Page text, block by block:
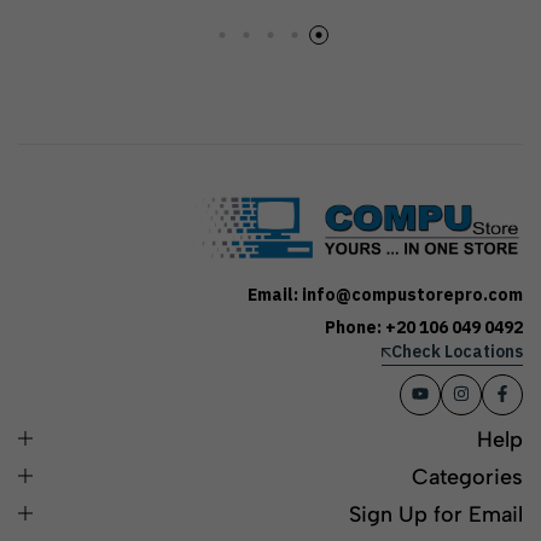
Email: info@compustorepro.com
Phone: +20 106 049 0492
Check Locations
Help
Categories
Sign Up for Email